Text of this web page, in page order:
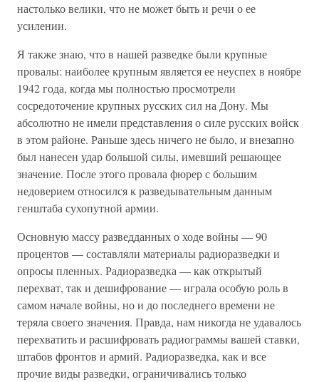
настолько велики, что не может быть и речи о ее
усилении.
Я также знаю, что в нашей разведке были крупные
провалы: наиболее крупным является ее неуспех в ноябре
1942 года, когда мы полностью просмотрели
сосредоточение крупных русских сил на Дону. Мы
абсолютно не имели представления о силе русских войск
в этом районе. Раньше здесь ничего не было, и внезапно
был нанесен удар большой силы, имевший решающее
значение. После этого провала фюрер с большим
недоверием относился к разведывательным данным
генштаба сухопутной армии.
Основную массу разведданных о ходе войны — 90
процентов — составляли материалы радиоразведки и
опросы пленных. Радиоразведка — как открытый
перехват, так и дешифрование — играла особую роль в
самом начале войны, но и до последнего времени не
теряла своего значения. Правда, нам никогда не удавалось
перехватить и расшифровать радиограммы вашей ставки,
штабов фронтов и армий. Радиоразведка, как и все
прочие виды разведки, ограничивались только